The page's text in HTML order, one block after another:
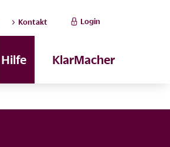
Kontakt Login
Hilfe KlarMacher